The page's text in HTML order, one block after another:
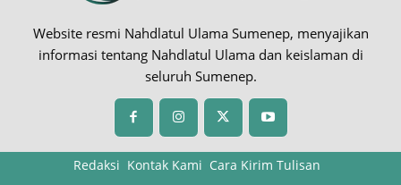
Website resmi Nahdlatul Ulama Sumenep, menyajikan
informasi tentang Nahdlatul Ulama dan keislaman di
seluruh Sumenep.
Redaksi Kontak Kami Cara Kirim Tulisan